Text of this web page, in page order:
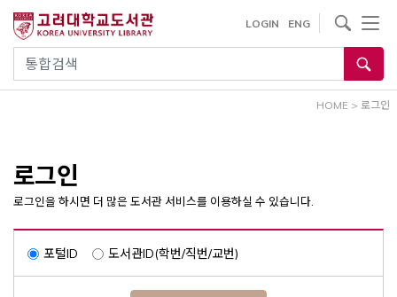
건
통합검색
LOGIN ENG
사이트내 검색
HOME > 로그인
로그인
로그인을 하시면 더 많은 도서관 서비스를 이용하실 수 있습니다.
포털ID 도서관ID(학번/직번/교번)